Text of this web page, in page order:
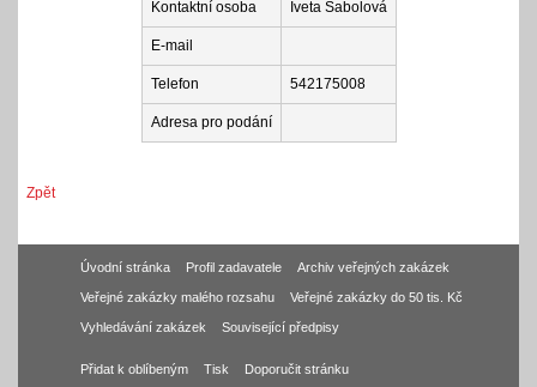
Kontaktní osoba Iveta Sabolová
E-mail
Telefon 542175008
Adresa pro podání
Zpět
Úvodní stránka Profil zadavatele Archiv veřejných zakázek
Veřejné zakázky malého rozsahu Veřejné zakázky do 50 tis. Kč
Vyhledávání zakázek Související předpisy
Přidat k oblíbeným Tisk Doporučit stránku